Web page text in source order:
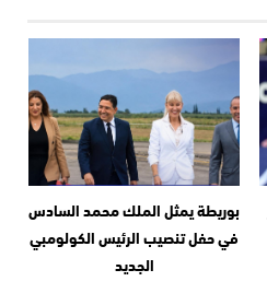
بوريطة يمثل الملك محمد السادس
في حفل تنصيب الرئيس الكولومبي
الجديد